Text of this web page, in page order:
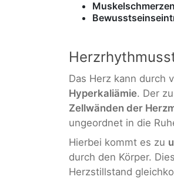
Muskelschmerzen
Das Herz kann durch
Hyperkaliämie. Der
Zellwänden der
ungeordnet in die
Hierbei kommt es zu
durch den Körper.
Herzstillstand